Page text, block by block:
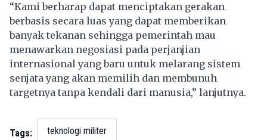
“Kami berharap dapat menciptakan gerakan
berbasis secara luas yang dapat memberikan
banyak tekanan sehingga pemerintah mau
menawarkan negosiasi pada perjanjian
internasional yang baru untuk melarang sistem
senjata yang akan memilih dan membunuh
targetnya tanpa kendali dari manusia,” lanjutnya.
Tags: teknologi militer